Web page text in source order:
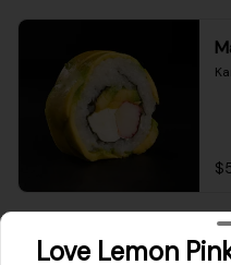
Love Lemon